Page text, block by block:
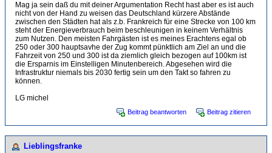
Mag ja sein daß du mit deiner Argumentation Recht hast aber es ist auch
nicht von der Hand zu weisen das Deutschland kürzere Abstände
zwischen den Städten hat als z.b. Frankreich für eine Strecke von 100 km
steht der Energieverbrauch beim beschleunigen in keinem Verhältnis
zum Nutzen. Den meisten Fahrgästen ist es meines Erachtens egal ob
250 oder 300 hauptsavhe der Zug kommt pünktlich am Ziel an und die
Fahrzeit von 250 und 300 ist da ziemlich gleich bezogen auf 100km ist
die Ersparnis im Einstelligen Minutenbereich. Abgesehen wird die
Infrastruktur niemals bis 2030 fertig sein um den Takt so fahren zu
können.
LG michel
Beitrag beantworten Beitrag zitieren
Lieblingsfranke